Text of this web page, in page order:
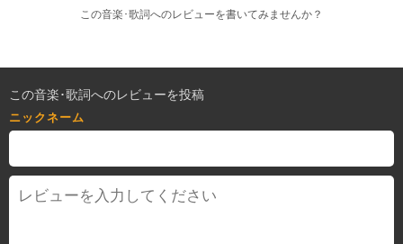
この音楽･歌詞へのレビューを書いてみませんか？
この音楽･歌詞へのレビューを投稿
ニックネーム